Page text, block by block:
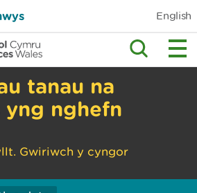
English
tanau na
nghefn
Gwiriwch y cyngor